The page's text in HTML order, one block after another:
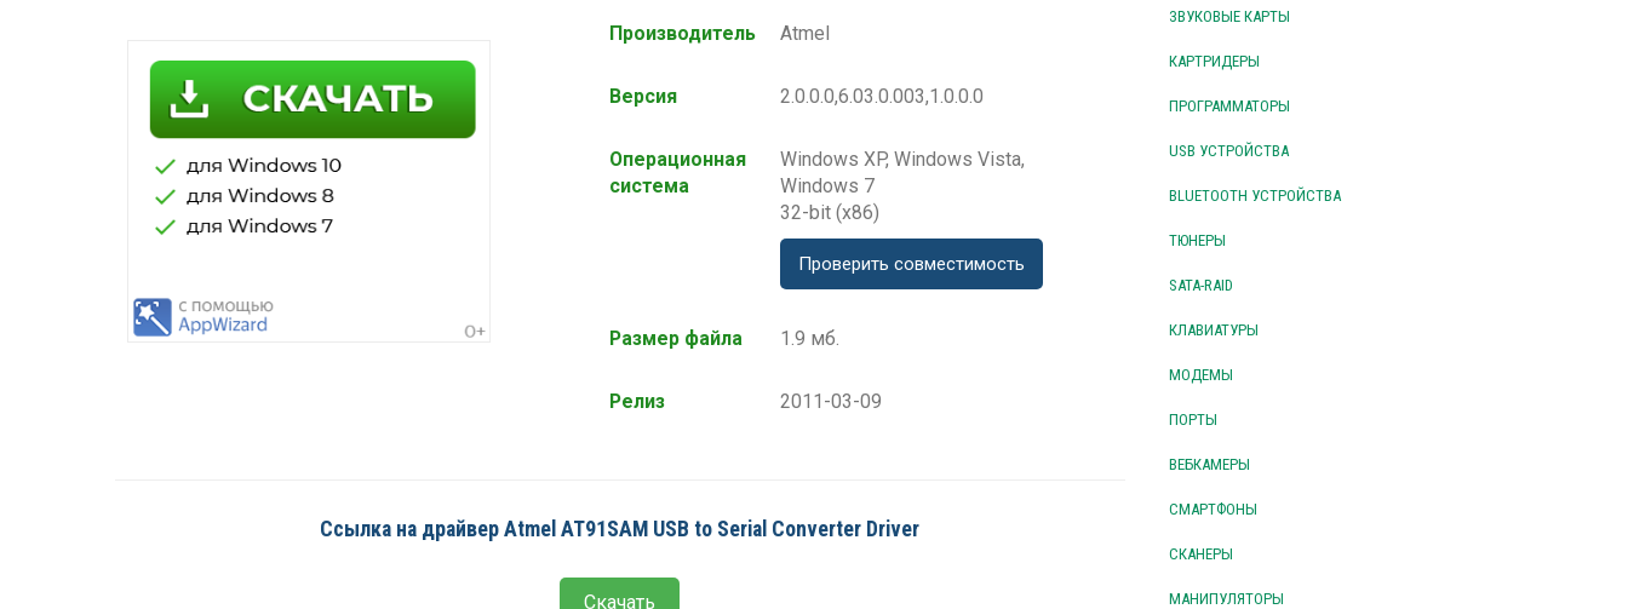
Производитель Atmel
Версия 2.0.0.0,6.03.0.003,1.0.0.0
Операционная
система
Windows XP, Windows Vista,
Windows 7
32-bit (x86)
Проверить совместимость
Размер файла 1.9 мб.
Релиз 2011-03-09
Ссылка на драйвер Atmel AT91SAM USB to Serial Converter Driver
Скачать
ЗВУКОВЫЕ КАРТЫ
КАРТРИДЕРЫ
ПРОГРАММАТОРЫ
USB УСТРОЙСТВА
BLUETOOTH УСТРОЙСТВА
ТЮНЕРЫ
SATA-RAID
КЛАВИАТУРЫ
МОДЕМЫ
ПОРТЫ
ВЕБКАМЕРЫ
СМАРТФОНЫ
СКАНЕРЫ
МАНИПУЛЯТОРЫ